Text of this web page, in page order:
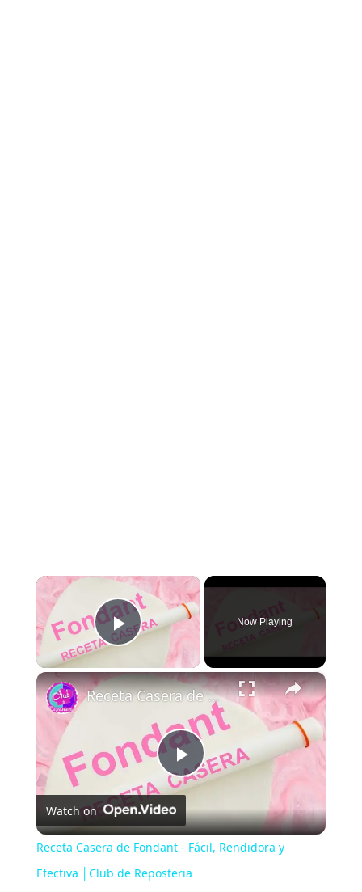
×
Play Video
Now Playing
×
P
l
a
Receta Casera de Fondant - Fácil, Rendidora y Efectiva │Club de Reposteria
Watch on
Receta Casera de Fondant - Fácil, Rendidora y
Efectiva │Club de Reposteria